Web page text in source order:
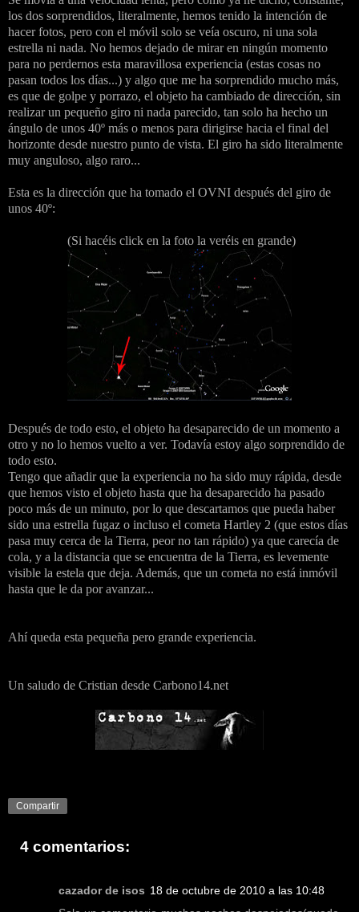
los dos sorprendidos, literalmente, hemos tenido la intención de
hacer fotos, pero con el móvil solo se veía oscuro, ni una sola
estrella ni nada. No hemos dejado de mirar en ningún momento
para no perdernos esta maravillosa experiencia (estas cosas no
pasan todos los días...) y algo que me ha sorprendido mucho más,
es que de golpe y porrazo, el objeto ha cambiado de dirección, sin
realizar un pequeño giro ni nada parecido, tan solo ha hecho un
ángulo de unos 40º más o menos para dirigirse hacia el final del
horizonte desde nuestro punto de vista. El giro ha sido literalmente
muy anguloso, algo raro...
Esta es la dirección que ha tomado el OVNI después del giro de
unos 40º:
(Si hacéis click en la foto la veréis en grande)
Después de todo esto, el objeto ha desaparecido de un momento a
otro y no lo hemos vuelto a ver. Todavía estoy algo sorprendido de
todo esto.
Tengo que añadir que la experiencia no ha sido muy rápida, desde
que hemos visto el objeto hasta que ha desaparecido ha pasado
poco más de un minuto, por lo que descartamos que pueda haber
sido una estrella fugaz o incluso el cometa Hartley 2 (que estos días
pasa muy cerca de la Tierra, peor no tan rápido) ya que carecía de
cola, y a la distancia que se encuentra de la Tierra, es levemente
visible la estela que deja. Además, que un cometa no está inmóvil
hasta que le da por avanzar...
Ahí queda esta pequeña pero grande experiencia.
Un saludo de Cristian desde Carbono14.net
Compartir
4 comentarios:
cazador de isos 18 de octubre de 2010 a las 10:48